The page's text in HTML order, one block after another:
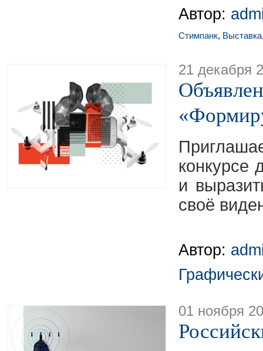
Автор:
Стимпанк, Выставка
21 декабря
конкурсе
и
своё
Автор:
01 ноября